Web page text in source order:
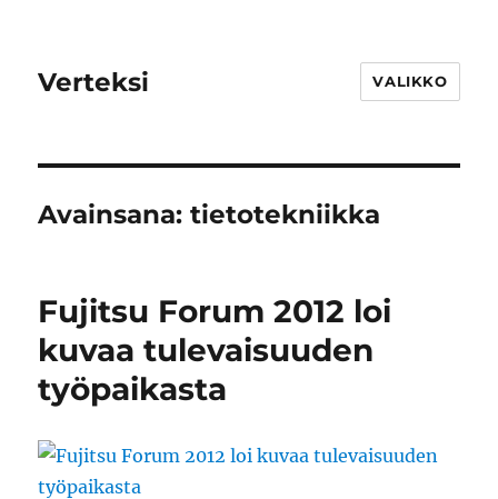
Verteksi VALIKKO
Avainsana:tietotekniikka
Fujitsu Forum 2012 loi
kuvaa tulevaisuuden
työpaikasta